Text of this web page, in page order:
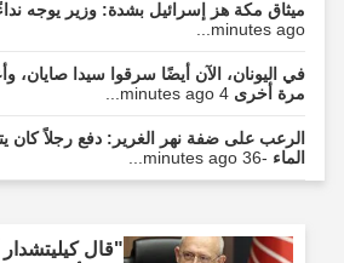
ميثاق مكة هز إسرائيل بشدة: وزير يوجه نداءً
minutes ago...
في اليونان، الآن أيضًا سرقوا سيدا صايان،
مرة أخرى 4 minutes ago...
الرعب على ضفة نهر الغرير: دفع رجلاً كان
الماء-36 minutes ago...
"قال كيليتشدار